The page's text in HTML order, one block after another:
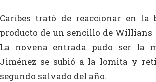
Caribes trató de reaccionar en la
producto de un sencillo de Willians
La novena entrada pudo ser la
Jiménez se subió a la lomita y
segundo salvado del año.